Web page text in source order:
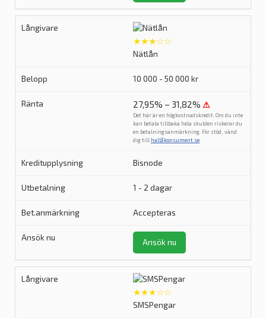
★★★☆☆
Nätlån
10 000 - 50 000 kr
27,95% – 31,82% ⚠
Det här är en högkostnadskredit. Om du inte
kan betala tillbaka hela skulden riskerar du
en betalningsanmärkning. För stöd, vänd
dig till hallåkonsument.se
Bisnode
1 - 2 dagar
Accepteras
Ansök nu
★★★☆☆
SMSPengar